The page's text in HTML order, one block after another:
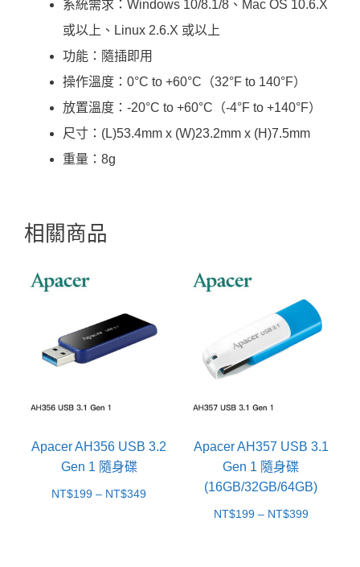
系統需求：Windows 10/8.1/8、Mac OS 10.6.X
或以上、Linux 2.6.X 或以上
功能：隨插即用
操作溫度：0°C to +60°C（32°F to 140°F）
放置溫度：-20°C to +60°C（-4°F to +140°F）
尺寸：(L)53.4mm x (W)23.2mm x (H)7.5mm
重量：8g
相關商品
Apacer AH356 USB 3.2
Gen 1 隨身碟
NT$199 – NT$349價
Apacer AH357 USB 3.1
Gen 1 隨身碟
(16GB/32GB/64GB)
NT$199 – NT$399價